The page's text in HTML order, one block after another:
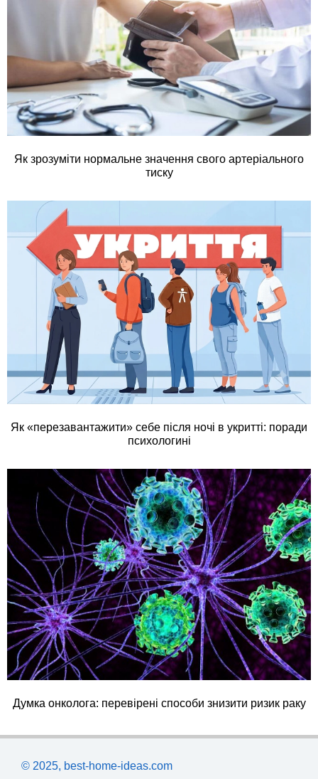
Як зрозуміти нормальне значення свого артеріального
тиску
Як «перезавантажити» себе після ночі в укритті: поради
психологині
Думка онколога: перевірені способи знизити ризик раку
© 2025, best-home-ideas.com